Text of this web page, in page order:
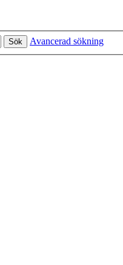
Sök Avancerad sökning